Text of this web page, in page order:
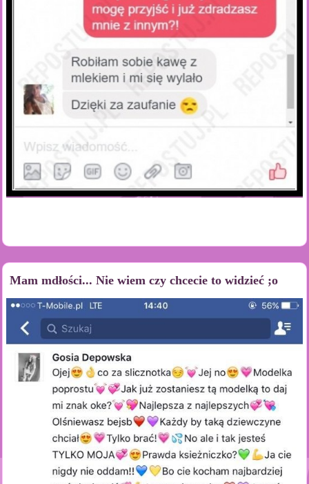
Mam mdłości... Nie wiem czy chcecie to widzieć ;o